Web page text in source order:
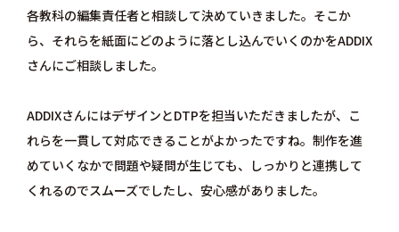
各教科の編集責任者と相談して決めていきました。そこか
ら、それらを紙面にどのように落とし込んでいくのかをADDIX
さんにご相談しました。
ADDIXさんにはデザインとDTPを担当いただきましたが、こ
れらを一貫して対応できることがよかったですね。制作を進
めていくなかで問題や疑問が生じても、しっかりと連携して
くれるのでスムーズでしたし、安心感がありました。